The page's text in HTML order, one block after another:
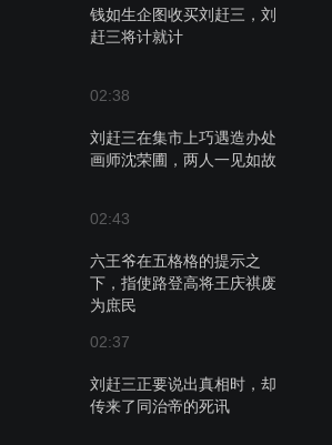
钱如生企图收买刘赶三，刘
赶三将计就计
02:38
刘赶三在集市上巧遇造办处
画师沈荣圃，两人一见如故
02:43
六王爷在五格格的提示之
下，指使路登高将王庆祺废
为庶民
02:37
刘赶三正要说出真相时，却
传来了同治帝的死讯